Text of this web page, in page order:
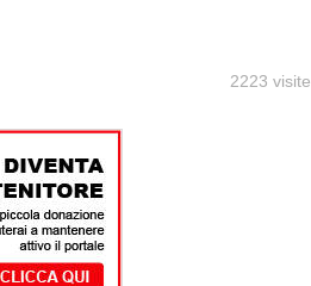
2223 visite